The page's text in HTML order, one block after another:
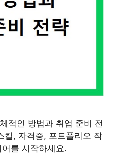
적인 방법과 취업 준비 전
킬, 자격증, 포트폴리오 작
를 시작하세요.